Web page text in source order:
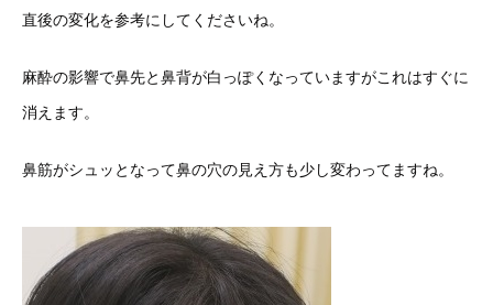
直後の変化を参考にしてくださいね。
麻酔の影響で鼻先と鼻背が白っぽくなっていますがこれはすぐに
消えます。
鼻筋がシュッとなって鼻の穴の見え方も少し変わってますね。